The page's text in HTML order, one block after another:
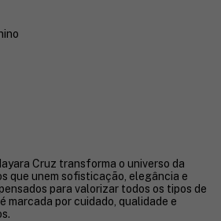
Cruz transforma o universo da
que unem sofisticação, elegância e
para valorizar todos os tipos de
marcada por cuidado, qualidade e